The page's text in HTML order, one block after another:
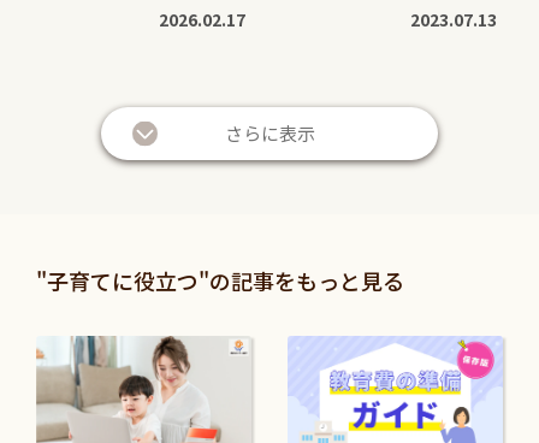
2026.02.17 2023.07.13
投資信託と株の違いは？仕
組みやリスク、利益などを
2026.05.28
き
を
退職金は定期預金で運用す
べき？メリット・デメリッ
2026.05.21
続
続
さらに表示
"子育てに役立つ"の記事をもっと見る
続
き
を
を